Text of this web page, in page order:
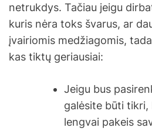
netrukdys. Tačiau jeigu
kuris nėra toks švarus, ar
įvairiomis medžiagomis,
kas tiktų geriausiai:
Jeigu bus
galėsite būti tikri,
lengvai pakeis